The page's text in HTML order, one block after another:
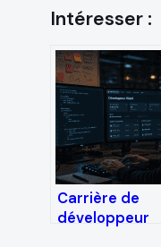
Intéresser :
Carrière de
développeur